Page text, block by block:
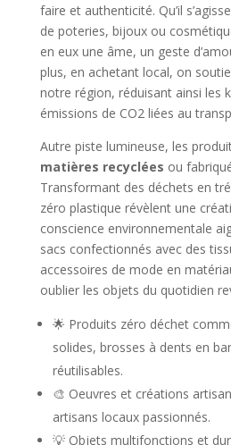
faire et authenticité. Qu’il
de poteries, bijoux ou
en eux une âme, un geste
plus, en achetant local, on
notre région, réduisant ainsi les
émissions de CO2 liées au
Autre piste lumineuse, les
matières recyclées ou
Transformant des déchets en
zéro plastique révèlent une
conscience environnementale
sacs confectionnés avec des
accessoires de mode en
oublier les objets du quotidien
🌟 Produits zéro déchet
solides, brosses à dents en
réutilisables.
🎨 Oeuvres et créations
artisans locaux passionnés.
💡 Objets multifonctions et